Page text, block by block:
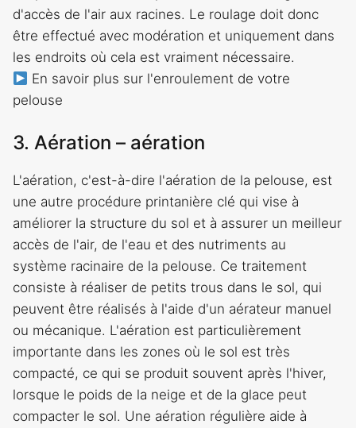
d'accès de l'air aux racines. Le roulage doit donc
être effectué avec modération et uniquement dans
les endroits où cela est vraiment nécessaire.
En savoir plus sur l'enroulement de votre
pelouse
3. Aération – aération
L'aération, c'est-à-dire l'aération de la pelouse, est
une autre procédure printanière clé qui vise à
améliorer la structure du sol et à assurer un meilleur
accès de l'air, de l'eau et des nutriments au
système racinaire de la pelouse. Ce traitement
consiste à réaliser de petits trous dans le sol, qui
peuvent être réalisés à l'aide d'un aérateur manuel
ou mécanique. L'aération est particulièrement
importante dans les zones où le sol est très
compacté, ce qui se produit souvent après l'hiver,
lorsque le poids de la neige et de la glace peut
compacter le sol. Une aération régulière aide à